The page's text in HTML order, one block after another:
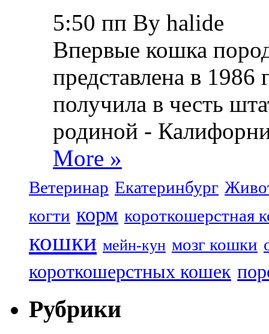
5:50 пп By halide
Впервые кошка
представлена в 1986
получила в честь
родиной -
More »
Ветеринар Екатеринбург
когти корм короткошерстная
кошки мейн-кун мозг кошки
короткошерстных кошек
Рубрики